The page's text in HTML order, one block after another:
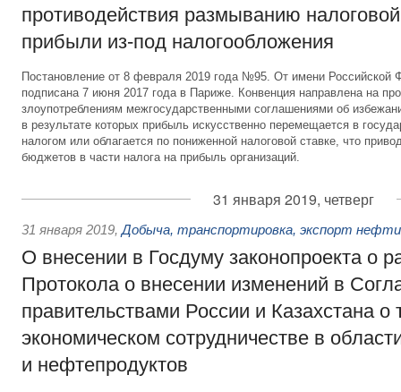
противодействия размыванию
прибыли из-под налогообложения
Постановление от 8 февраля 2019 года №95. От имени Российской
подписана 7 июня 2017 года в Париже. Конвенция направлена на
злоупотреблениям межгосударственными соглашениями об
в результате которых прибыль искусственно перемещается в
налогом или облагается по пониженной налоговой ставке, что
бюджетов в части налога на прибыль организаций.
31 января 2019, четверг
31 января 2019, Добыча, транспортировка, экспорт
О внесении в Госдуму законопроекта о
Протокола о внесении изменений в
правительствами России и Казахстана о
экономическом сотрудничестве в
и нефтепродуктов